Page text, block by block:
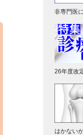
非専門医
26年度改
はかない